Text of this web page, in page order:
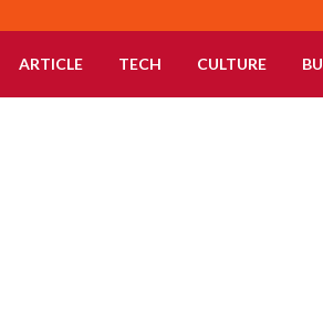
ARTICLE TECH CULTURE